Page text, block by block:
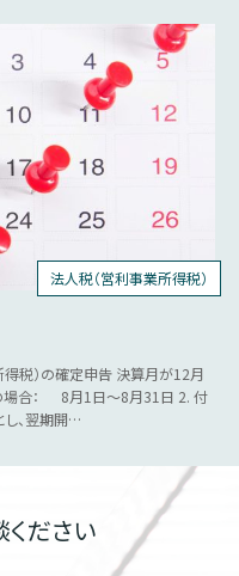
人事労務
源泉税
営業税
個人所得税
法人税（営利事業所得税）
税）の確定申告 決算月が12月
場合： 8月1日～8月31日 2. 付
し、翌期開…
ださい